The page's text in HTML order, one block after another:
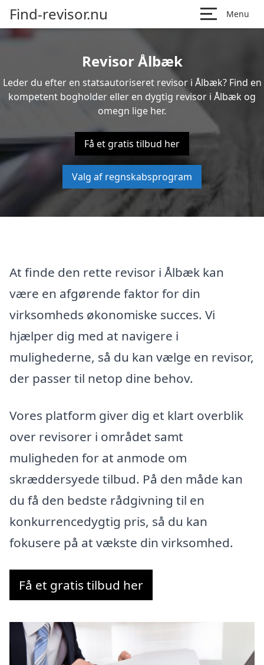
Find-revisor.nu Menu
Revisor Ålbæk
Leder du efter en statsautoriseret revisor i Ålbæk? Find en
kompetent bogholder eller en dygtig revisor i Ålbæk og
omegn lige her.
Få et gratis tilbud her
Valg af regnskabsprogram
At finde den rette revisor i Ålbæk kan
være en afgørende faktor for din
virksomheds økonomiske succes. Vi
hjælper dig med at navigere i
mulighederne, så du kan vælge en revisor,
der passer til netop dine behov.
Vores platform giver dig et klart overblik
over revisorer i området samt
muligheden for at anmode om
skræddersyede tilbud. På den måde kan
du få den bedste rådgivning til en
konkurrencedygtig pris, så du kan
fokusere på at vækste din virksomhed.
Få et gratis tilbud her